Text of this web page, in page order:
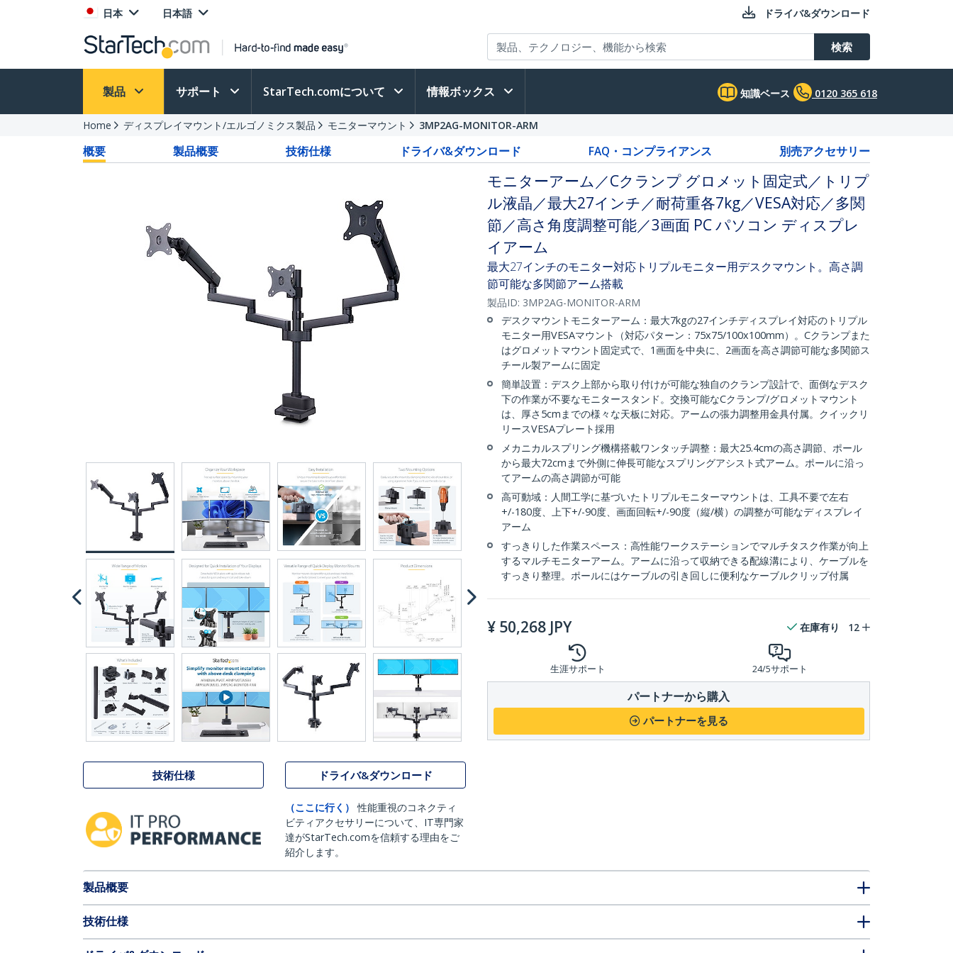
日本 日本語 ドライバ&ダウンロード
検索
製品 サポート StarTech.comについて 情報ボックス 知識ベース 0120 365 618
Home ディスプレイマウント/エルゴノミクス製品 モニターマウント 3MP2AG-MONITOR-ARM
概要 製品概要 技術仕様 ドライバ&ダウンロード FAQ・コンプライアンス 別売アクセサリー
技術仕様 ドライバ&ダウンロード
（ここに行く）
性能重視のコネクティ
ビティアクセサリーについて、IT専門家
達がStarTech.comを信頼する理由をご
紹介します。
モニターアーム／Cクランプ グロメット固定式／トリプ
ル液晶／最大27インチ／耐荷重各7kg／VESA対応／多関
節／高さ角度調整可能／3画面 PC パソコン ディスプレ
イアーム
最大27インチのモニター対応トリプルモニター用デスクマウント。高さ調
節可能な多関節アーム搭載
製品ID: 3MP2AG-MONITOR-ARM
デスクマウントモニターアーム：最大7kgの27インチディスプレイ対応のトリプル
モニター用VESAマウント（対応パターン：75x75/100x100mm）。Cクランプまた
はグロメットマウント固定式で、1画面を中央に、2画面を高さ調節可能な多関節ス
チール製アームに固定
簡単設置：デスク上部から取り付けが可能な独自のクランプ設計で、面倒なデスク
下の作業が不要なモニタースタンド。交換可能なCクランプ/グロメットマウント
は、厚さ5cmまでの様々な天板に対応。アームの張力調整用金具付属。クイックリ
リースVESAプレート採用
メカニカルスプリング機構搭載ワンタッチ調整：最大25.4cmの高さ調節、ポール
から最大72cmまで外側に伸長可能なスプリングアシスト式アーム。ポールに沿っ
てアームの高さ調節が可能
高可動域：人間工学に基づいたトリプルモニターマウントは、工具不要で左右
+/-180度、上下+/-90度、画面回転+/-90度（縦/横）の調整が可能なディスプレイ
アーム
すっきりした作業スペース：高性能ワークステーションでマルチタスク作業が向上
するマルチモニターアーム。アームに沿って収納できる配線溝により、ケーブルを
すっきり整理。ポールにはケーブルの引き回しに便利なケーブルクリップ付属
¥ 50,268 JPY 在庫有り 12
生涯サポート 24/5サポート
パートナーから購入
パートナーを見る
製品概要
技術仕様